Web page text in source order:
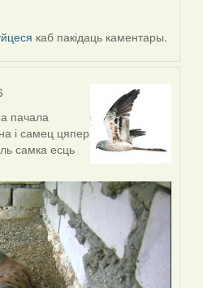
каб пакідаць каментары.
пачала
і самец цяпер
самка есць